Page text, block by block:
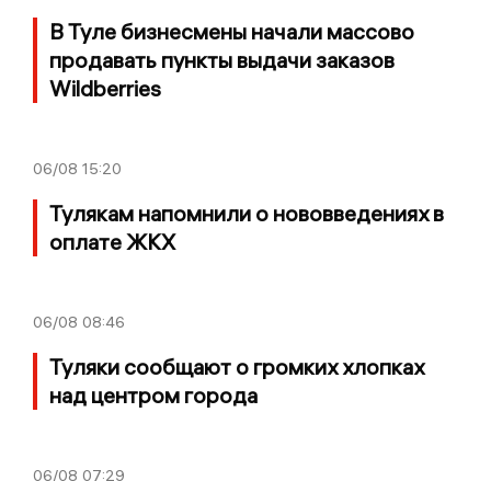
В Туле бизнесмены начали массово
продавать пункты выдачи заказов
Wildberries
06/08 15:20
Тулякам напомнили о нововведениях в
оплате ЖКХ
06/08 08:46
Туляки сообщают о громких хлопках
над центром города
06/08 07:29